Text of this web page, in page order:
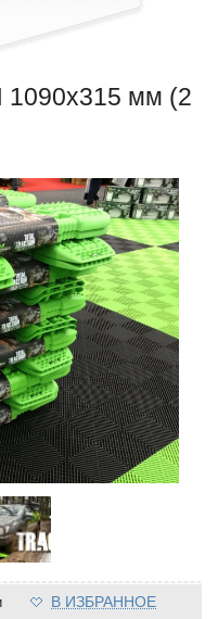
1090х315 мм (2
В ИЗБРАННОЕ